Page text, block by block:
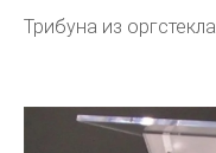
Трибуна из оргстекла